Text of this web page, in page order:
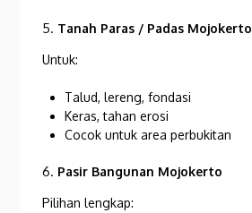
5. Tanah Paras / Padas Mojokerto
Untuk:
Talud, lereng, fondasi
Keras, tahan erosi
Cocok untuk area perbukitan
6. Pasir Bangunan Mojokerto
Pilihan lengkap: